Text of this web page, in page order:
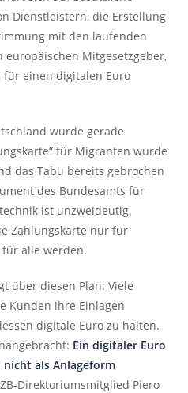
Dienstleistern, die Erstellung
mit den laufenden
Mitgesetzgeber,
einen digitalen Euro
wurde gerade
für Migranten wurde
das Tabu bereits gebrochen
des Bundesamts für
ist unzweideutig.
Zahlungskarte nur für
alle werden.
über diesen Plan: Viele
Kunden ihre Einlagen
digitale Euro zu halten.
Ein digitaler Euro
als Anlageform
Direktoriumsmitglied Piero